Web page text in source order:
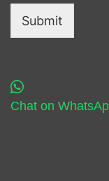
Submit
Chat on